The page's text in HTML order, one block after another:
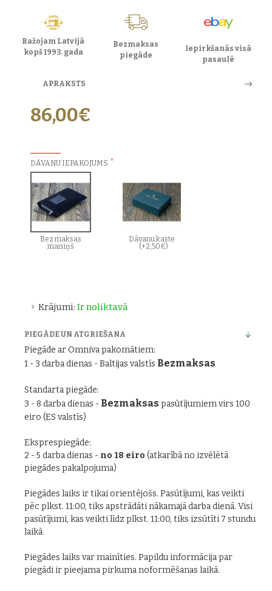
Ražojam Latvijā
kopš 1993. gada
Bezmaksas
piegāde
Iepirkšanās visā
pasaulē
APRAKSTS
Krājumi: Ir noliktavā
86,00€
DĀVANU IEPAKOJUMS
Bez maksas
maisiņš
Dāvanu kaste
(+2,50€)
PIEGĀDE UN ATGRIEŠANA
Piegāde ar Omniva pakomātiem:
1 - 3 darba dienas - Baltijas valstīs Bezmaksas
Standarta piegāde:
3 - 8 darba dienas - Bezmaksas pasūtījumiem virs 100
eiro (ES valstīs)
Eksprespiegāde:
2 - 5 darba dienas - no 18 eiro (atkarībā no izvēlētā
piegādes pakalpojuma)
Piegādes laiks ir tikai orientējošs. Pasūtījumi, kas veikti
pēc plkst. 11:00, tiks apstrādāti nākamajā darba dienā. Visi
pasūtījumi, kas veikti līdz plkst. 11:00, tiks izsūtīti 7 stundu
laikā.
Piegādes laiks var mainīties. Papildu informācija par
piegādi ir pieejama pirkuma noformēšanas laikā.